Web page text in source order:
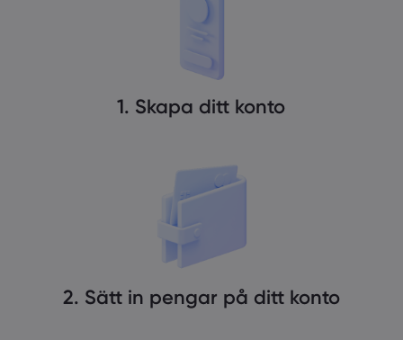
1. Skapa ditt konto
2. Sätt in pengar på ditt konto